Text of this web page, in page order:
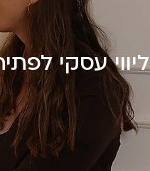
ליווי עסקי